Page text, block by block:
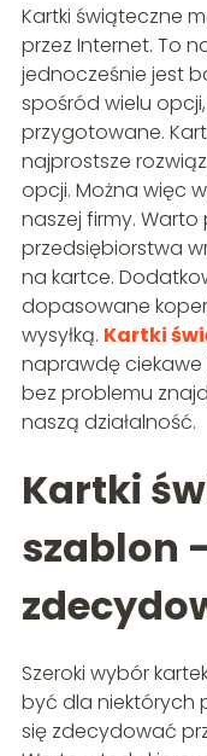
Kartki świąteczne
przez Internet. To
jednocześnie jest
spośród wielu
przygotowane.
najprostsze
opcji. Można więc
naszej firmy.
przedsiębiorstwa
na kartce.
dopasowane
wysyłką. Kartki
naprawdę ciekawe
bez problemu
naszą działalność.
Kartki
szablon
Szeroki wybór
być dla niektórych
się zdecydować